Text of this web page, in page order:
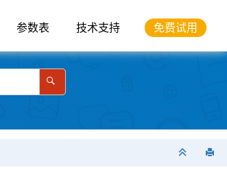
参数表 技术支持 免费试用